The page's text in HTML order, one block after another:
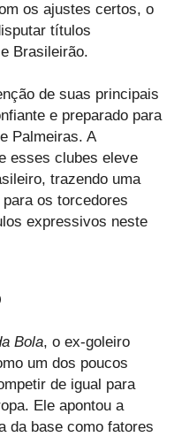
os ajustes certos, o
títulos
Brasileirão.
de suas principais
e preparado para
Palmeiras. A
esses clubes eleve
trazendo uma
os torcedores
expressivos neste
Bola, o ex-goleiro
um dos poucos
de igual para
Ele apontou a
da base como fatores